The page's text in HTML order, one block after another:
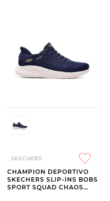
SKECHERS
CHAMPION DEPORTIVO
SKECHERS SLIP-INS BOBS
SPORT SQUAD CHAOS